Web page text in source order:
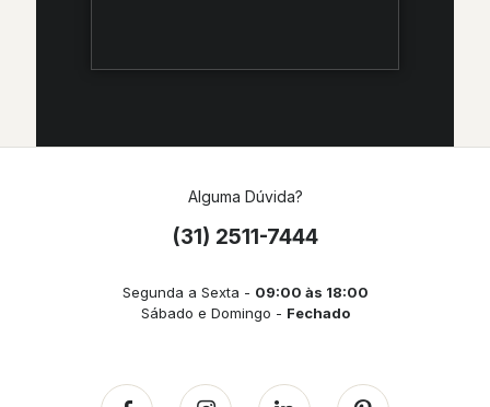
Alguma Dúvida?
(31) 2511-7444
Segunda a Sexta - 09:00 às 18:00
Sábado e Domingo - Fechado